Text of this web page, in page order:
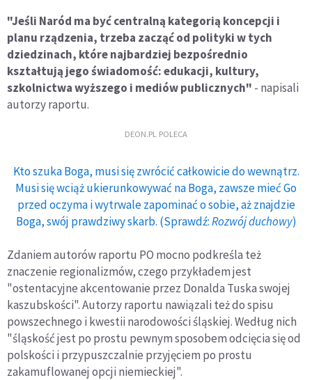
"Jeśli Naród ma być centralną kategorią koncepcji i
planu rządzenia, trzeba zacząć od polityki w tych
dziedzinach, które najbardziej bezpośrednio
kształtują jego świadomość: edukacji, kultury,
szkolnictwa wyższego i mediów publicznych" - napisali
autorzy raportu.
DEON.PL POLECA
Kto szuka Boga, musi się zwrócić całkowicie do wewnątrz.
Musi się wciąż ukierunkowywać na Boga, zawsze mieć Go
przed oczyma i wytrwale zapominać o sobie, aż znajdzie
Boga, swój prawdziwy skarb. (Sprawdź:Rozwój duchowy)
Zdaniem autorów raportu PO mocno podkreśla też
znaczenie regionalizmów, czego przykładem jest
"ostentacyjne akcentowanie przez Donalda Tuska swojej
kaszubskości". Autorzy raportu nawiązali też do spisu
powszechnego i kwestii narodowości śląskiej. Według nich
"śląskość jest po prostu pewnym sposobem odcięcia się od
polskości i przypuszczalnie przyjęciem po prostu
zakamuflowanej opcji niemieckiej".